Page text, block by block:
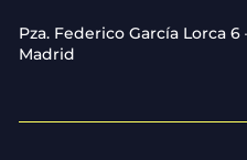
Pza. Federico García Lorca 6
Madrid